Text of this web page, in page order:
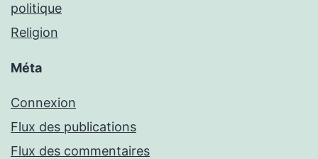
politique
Religion
Méta
Connexion
Flux des publications
Flux des commentaires